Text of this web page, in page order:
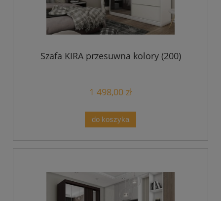
Szafa KIRA przesuwna kolory (200)
1 498,00 zł
do koszyka